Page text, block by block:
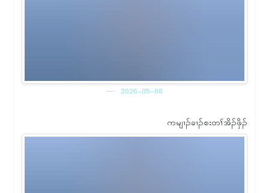
2026-05-08
ကမျၢၣ်ခၢၣ်စးတၢ်အိၣ်ဖှိၣ်